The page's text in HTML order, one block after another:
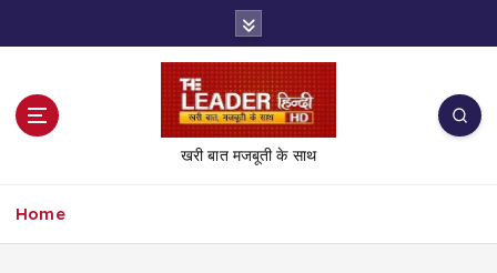
t
खरी बात मजबूती के साथ
Home